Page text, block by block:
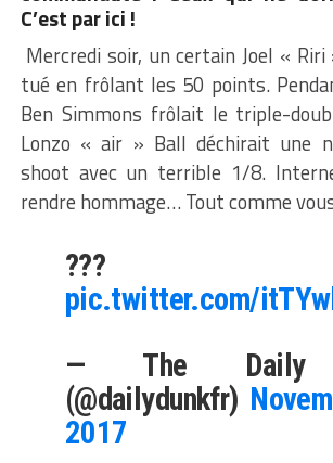
C’est par ici !
Mercredi soir, un certain Joel «
tué en frôlant les 50 points.
Ben Simmons frôlait le triple-
Lonzo « air » Ball déchirait une
shoot avec un terrible 1/8.
rendre hommage… Tout comme
???
pic.twitter.com/
— The Daily
(@dailydunkfr)
2017